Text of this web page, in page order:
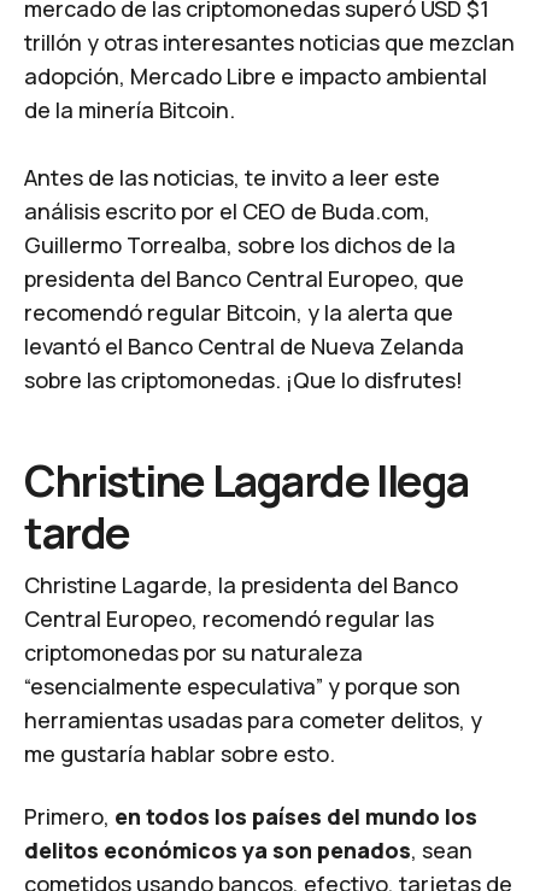
mercado de las criptomonedas superó USD $1
trillón y otras interesantes noticias que mezclan
adopción, Mercado Libre e impacto ambiental
de la minería Bitcoin.
Antes de las noticias, te invito a leer este
análisis escrito por el CEO de Buda.com,
Guillermo Torrealba, sobre los dichos de la
presidenta del Banco Central Europeo, que
recomendó regular Bitcoin, y la alerta que
levantó el Banco Central de Nueva Zelanda
sobre las criptomonedas. ¡Que lo disfrutes!
Christine Lagarde llega
tarde
Christine Lagarde, la presidenta del Banco
Central Europeo, recomendó regular las
criptomonedas por su naturaleza
“esencialmente especulativa” y porque son
herramientas usadas para cometer delitos, y
me gustaría hablar sobre esto.
Primero, en todos los países del mundo los
delitos económicos ya son penados, sean
cometidos usando bancos, efectivo, tarjetas de